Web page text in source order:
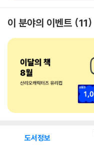
이 분야의 이벤트 11
도서정보